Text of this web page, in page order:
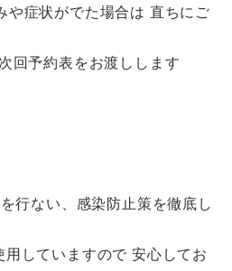
や症状がでた場合は 直ちにご
回予約表をお渡しします
行ない、感染防止策を徹底し
していますので 安心してお